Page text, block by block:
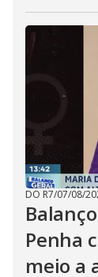
DO R7/07/08/
Penha
meio a